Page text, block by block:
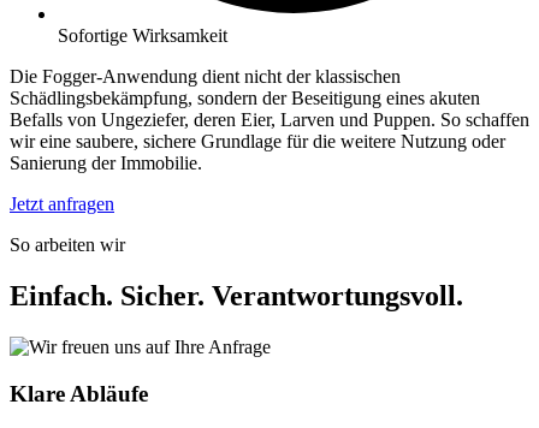
Sofortige Wirksamkeit
Die Fogger-Anwendung dient nicht der klassischen
Schädlingsbekämpfung, sondern der Beseitigung eines akuten
Befalls von Ungeziefer, deren Eier, Larven und Puppen. So schaffen
wir eine saubere, sichere Grundlage für die weitere Nutzung oder
Sanierung der Immobilie.
Jetzt anfragen
So arbeiten wir
Einfach. Sicher. Verantwortungsvoll.
Klare Abläufe